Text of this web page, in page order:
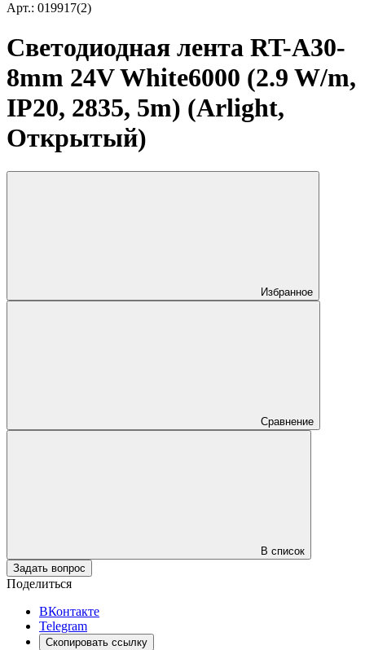
Арт.: 019917(2)
Светодиодная лента RT-A30-
8mm 24V White6000 (2.9 W/m,
IP20, 2835, 5m) (Arlight,
Открытый)
Избранное
Сравнение
В список
Задать вопрос
Поделиться
ВКонтакте
Telegram
Скопировать ссылку